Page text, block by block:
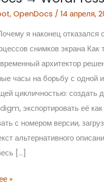
,OpenDocs /14 апреля,
я наконец отказался
снимков экрана Как
архитектор
часы на борьбу с одной
цикличностью: создать
экспортировать её как
с номером версии,
альтернативного
[…]
»